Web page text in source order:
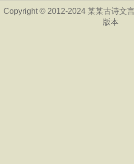
Copyright © 2012-2024 某某古诗文
版本